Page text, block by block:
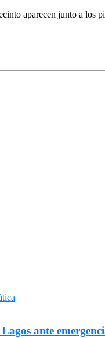
aparecen junto a los
ante